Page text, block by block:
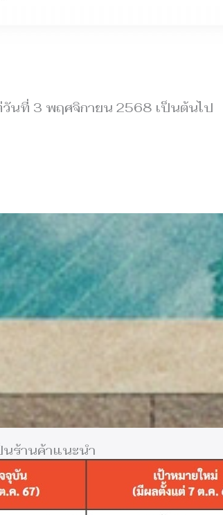
วันที่ 3 พฤศจิกายน 2568 เป็นต้นไป
นร้านค้าแนะนำ